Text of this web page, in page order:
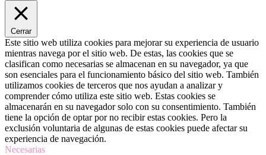
Cerrar
Este sitio web utiliza cookies para mejorar su experiencia de usuario
mientras navega por el sitio web. De estas, las cookies que se
clasifican como necesarias se almacenan en su navegador, ya que
son esenciales para el funcionamiento básico del sitio web. También
utilizamos cookies de terceros que nos ayudan a analizar y
comprender cómo utiliza este sitio web. Estas cookies se
almacenarán en su navegador solo con su consentimiento. También
tiene la opción de optar por no recibir estas cookies. Pero la
exclusión voluntaria de algunas de estas cookies puede afectar su
experiencia de navegación.
Necesarias